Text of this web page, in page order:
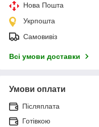
Нова Пошта
Укрпошта
Самовивіз
Всі умови доставки
Умови оплати
Післяплата
Готівкою